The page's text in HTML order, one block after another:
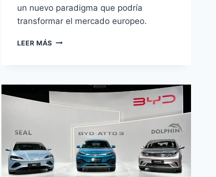
un nuevo paradigma que podría
transformar el mercado europeo.
LEER MÁS CATL
DE
INTERCAMBIO